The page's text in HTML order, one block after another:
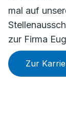
mal auf
zur Firma
Zur